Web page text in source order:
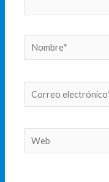
Nombre*
Correo
electrónico*
Web